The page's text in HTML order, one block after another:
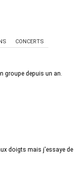
CONCERTS
groupe depuis un an.
doigts mais j'essaye de